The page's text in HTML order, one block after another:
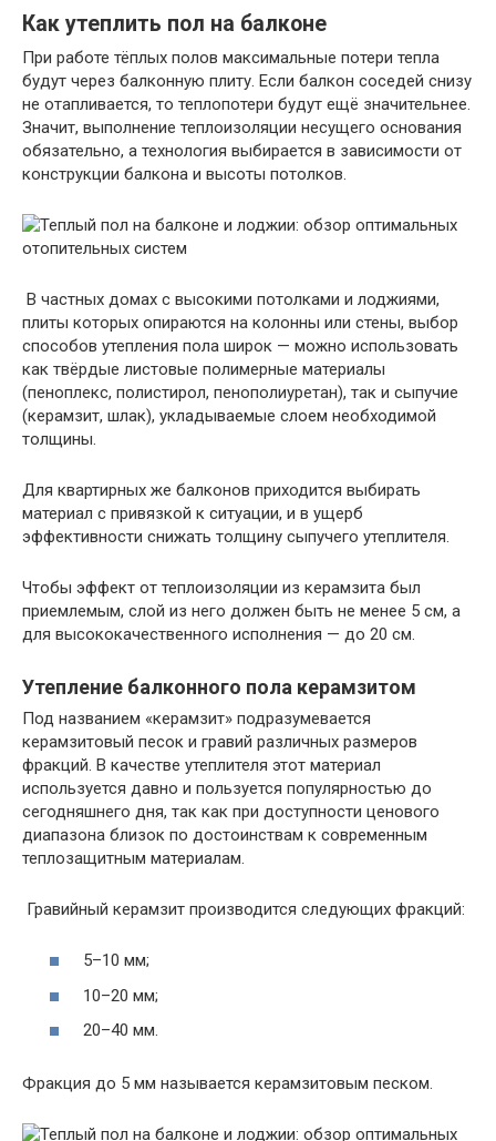
Как утеплить пол на балконе
При работе тёплых полов максимальные потери тепла
будут через балконную плиту. Если балкон соседей снизу
не отапливается, то теплопотери будут ещё значительнее.
Значит, выполнение теплоизоляции несущего основания
обязательно, а технология выбирается в зависимости от
конструкции балкона и высоты потолков.
В частных домах с высокими потолками и лоджиями,
плиты которых опираются на колонны или стены, выбор
способов утепления пола широк — можно использовать
как твёрдые листовые полимерные материалы
(пеноплекс, полистирол, пенополиуретан), так и сыпучие
(керамзит, шлак), укладываемые слоем необходимой
толщины.
Для квартирных же балконов приходится выбирать
материал с привязкой к ситуации, и в ущерб
эффективности снижать толщину сыпучего утеплителя.
Чтобы эффект от теплоизоляции из керамзита был
приемлемым, слой из него должен быть не менее 5 см, а
для высококачественного исполнения — до 20 см.
Утепление балконного пола керамзитом
Под названием «керамзит» подразумевается
керамзитовый песок и гравий различных размеров
фракций. В качестве утеплителя этот материал
используется давно и пользуется популярностью до
сегодняшнего дня, так как при доступности ценового
диапазона близок по достоинствам к современным
теплозащитным материалам.
Гравийный керамзит производится следующих фракций:
5–10 мм;
10–20 мм;
20–40 мм.
Фракция до 5 мм называется керамзитовым песком.